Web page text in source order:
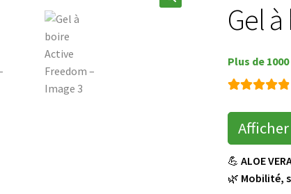
Gel
Plus de
sur 5
basé sur
💪ALOE
🌿 Mobilité,